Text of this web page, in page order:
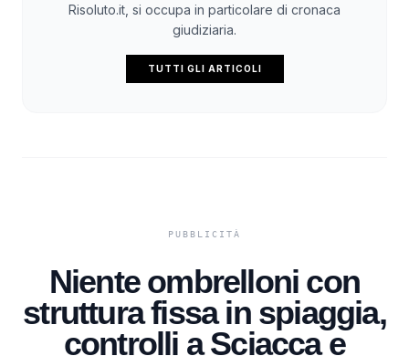
Risoluto.it, si occupa in particolare di cronaca
giudiziaria.
TUTTI GLI ARTICOLI
Niente ombrelloni con
struttura fissa in spiaggia,
controlli a Sciacca e